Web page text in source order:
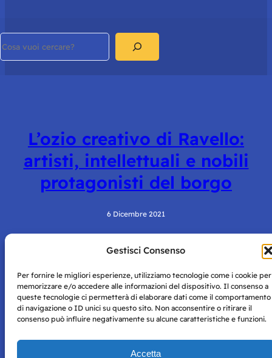
Gestisci Consenso
Per fornire le migliori esperienze, utilizziamo tecnologie come i cookie per
memorizzare e/o accedere alle informazioni del dispositivo. Il consenso a
queste tecnologie ci permetterà di elaborare dati come il comportamento
di navigazione o ID unici su questo sito. Non acconsentire o ritirare il
consenso può influire negativamente su alcune caratteristiche e funzioni.
Accetta
L’ozio creativo di Ravello:
artisti, intellettuali e nobili
protagonisti del borgo
6 Dicembre 2021
Napoli con autorizzazione numero 38 del 25/9/2019.
Tutte le immagini e i contenuti su questo sito sono forniti